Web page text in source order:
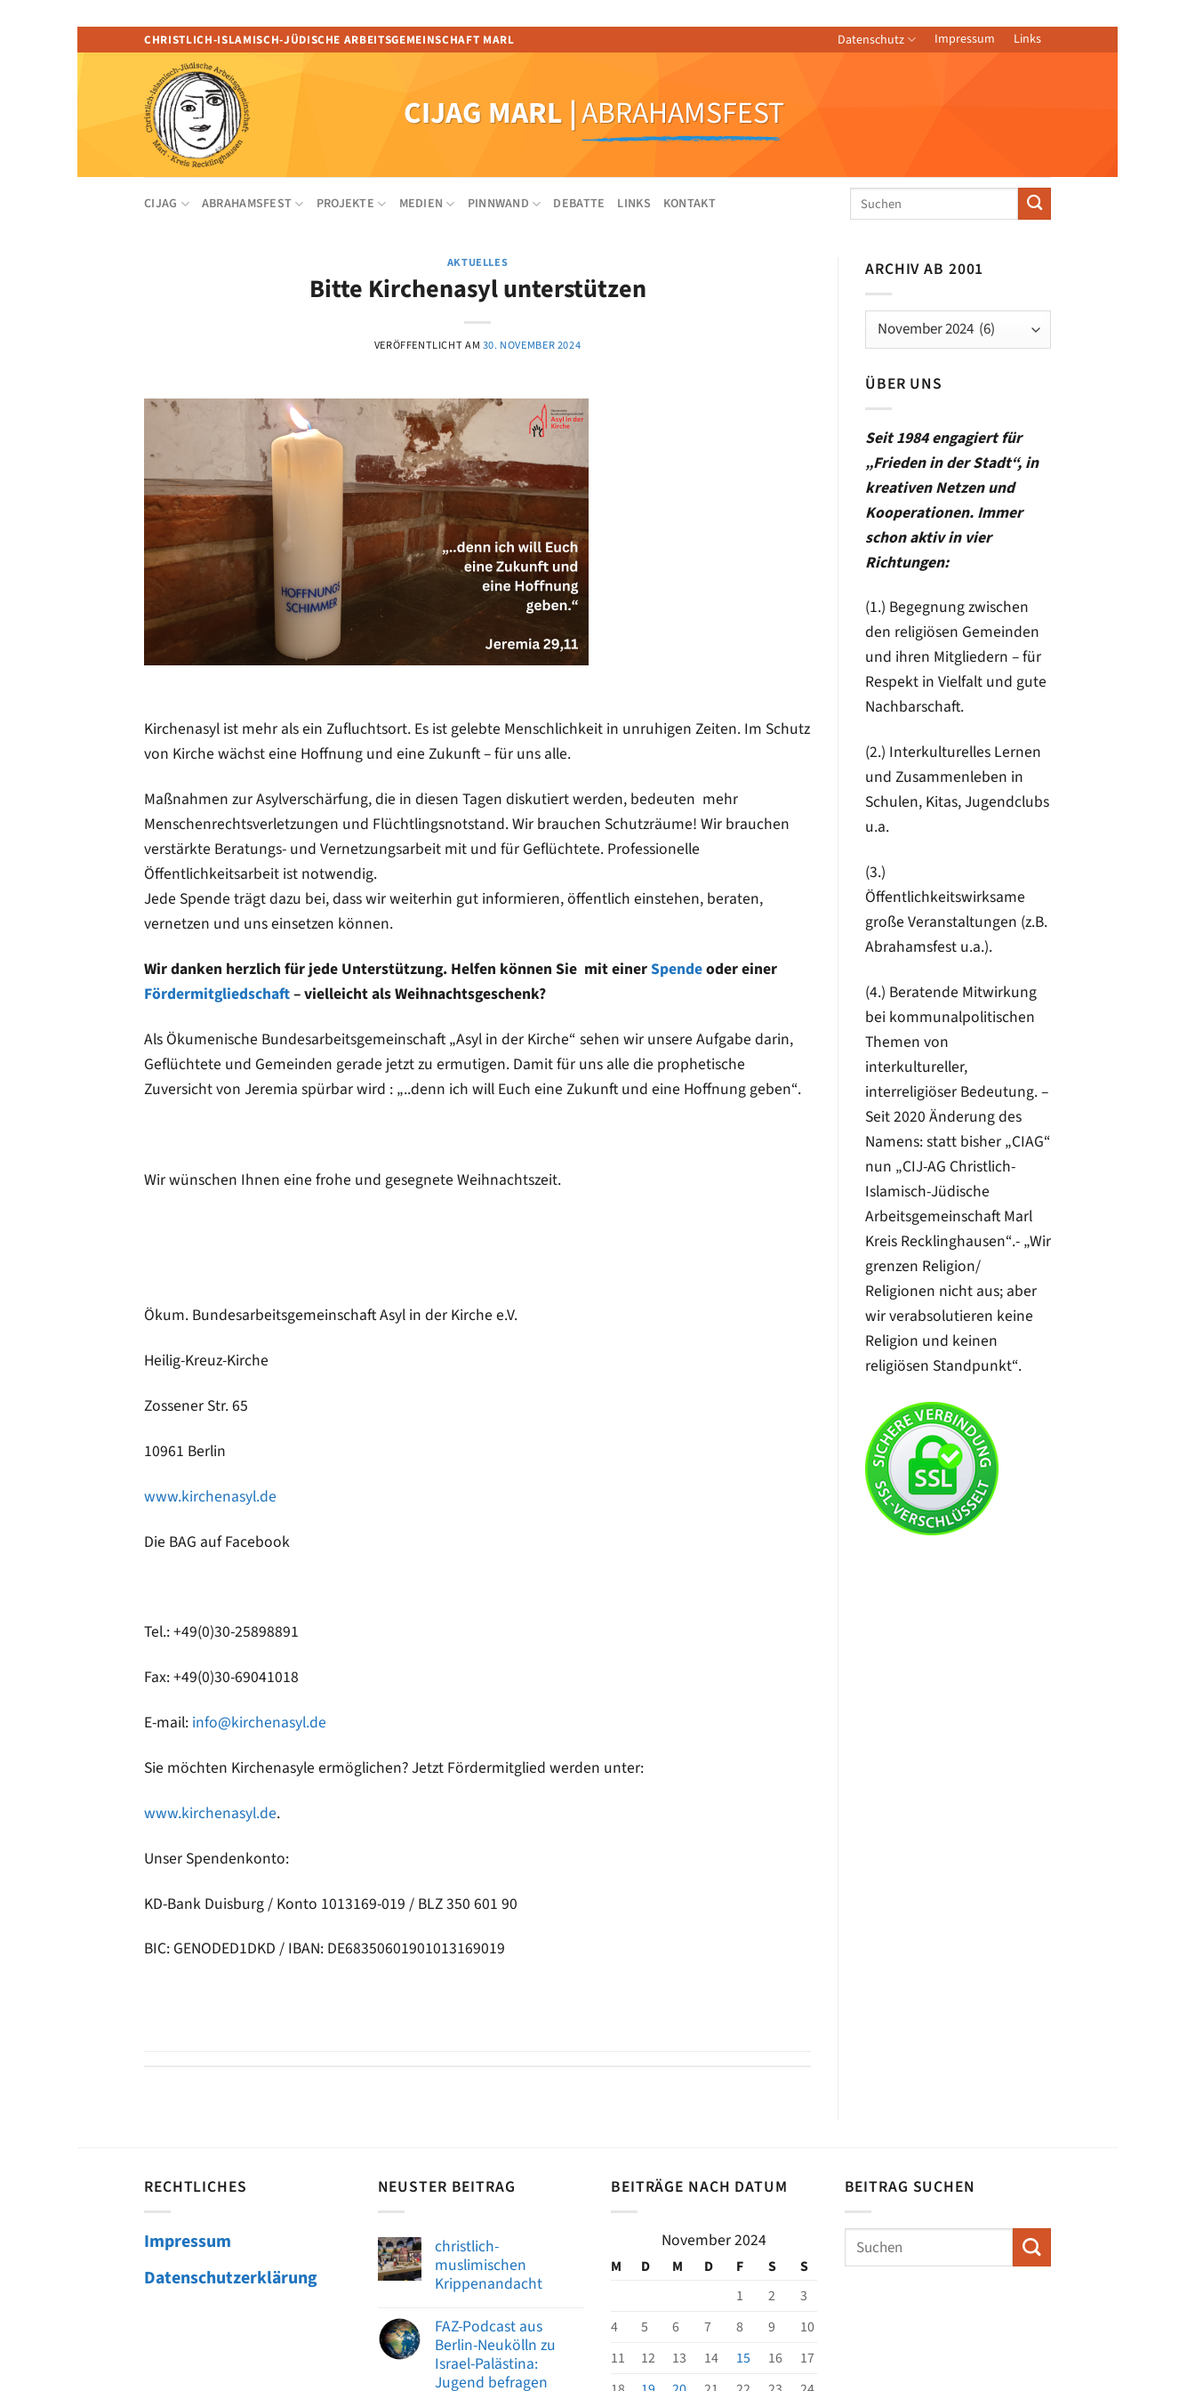
CHRISTLICH-ISLAMISCH-JÜDISCHE ARBEITSGEMEINSCHAFT MARL Datenschutz Impressum Links
CIJAG MARL|ABRAHAMSFEST
CIJAG ABRAHAMSFEST PROJEKTE MEDIEN PINNWAND DEBATTE LINKS KONTAKT
AKTUELLES
Bitte Kirchenasyl unterstützen
VERÖFFENTLICHT AM 30. NOVEMBER 2024
Kirchenasyl ist mehr als ein Zufluchtsort. Es ist gelebte Menschlichkeit in unruhigen Zeiten. Im Schutz
von Kirche wächst eine Hoffnung und eine Zukunft – für uns alle.
Maßnahmen zur Asylverschärfung, die in diesen Tagen diskutiert werden, bedeuten mehr
Menschenrechtsverletzungen und Flüchtlingsnotstand. Wir brauchen Schutzräume! Wir brauchen
verstärkte Beratungs- und Vernetzungsarbeit mit und für Geflüchtete. Professionelle
Öffentlichkeitsarbeit ist notwendig.
Jede Spende trägt dazu bei, dass wir weiterhin gut informieren, öffentlich einstehen, beraten,
vernetzen und uns einsetzen können.
Wir danken herzlich für jede Unterstützung. Helfen können Sie mit einerSpendeoder einer
Fördermitgliedschaft– vielleicht als Weihnachtsgeschenk?
Als Ökumenische Bundesarbeitsgemeinschaft „Asyl in der Kirche“ sehen wir unsere Aufgabe darin,
Geflüchtete und Gemeinden gerade jetzt zu ermutigen. Damit für uns alle die prophetische
Zuversicht von Jeremia spürbar wird : „..denn ich will Euch eine Zukunft und eine Hoffnung geben“.
Wir wünschen Ihnen eine frohe und gesegnete Weihnachtszeit.
Ökum. Bundesarbeitsgemeinschaft Asyl in der Kirche e.V.
Heilig-Kreuz-Kirche
Zossener Str. 65
10961 Berlin
www.kirchenasyl.de
Die BAG auf Facebook
Tel.: +49(0)30-25898891
Fax: +49(0)30-69041018
E-mail: info@kirchenasyl.de
Sie möchten Kirchenasyle ermöglichen? Jetzt Fördermitglied werden unter:
www.kirchenasyl.de.
Unser Spendenkonto:
KD-Bank Duisburg / Konto 1013169-019 / BLZ 350 601 90
BIC: GENODED1DKD / IBAN: DE68350601901013169019
ARCHIV AB 2001
Archiv
ÜBER UNS
Seit 1984 engagiert für
„Frieden in der Stadt“, in
kreativen Netzen und
Kooperationen. Immer
schon aktiv in vier
Richtungen:
(1.) Begegnung zwischen
den religiösen Gemeinden
und ihren Mitgliedern – für
Respekt in Vielfalt und gute
Nachbarschaft.
(2.) Interkulturelles Lernen
und Zusammenleben in
Schulen, Kitas, Jugendclubs
u.a.
(3.)
Öffentlichkeitswirksame
große Veranstaltungen (z.B.
Abrahamsfest u.a.).
(4.) Beratende Mitwirkung
bei kommunalpolitischen
Themen von
interkultureller,
interreligiöser Bedeutung. –
Seit 2020 Änderung des
Namens: statt bisher „CIAG“
nun „CIJ-AG Christlich-
Islamisch-Jüdische
Arbeitsgemeinschaft Marl
Kreis Recklinghausen“.- „Wir
grenzen Religion/
Religionen nicht aus; aber
wir verabsolutieren keine
Religion und keinen
religiösen Standpunkt“.
RECHTLICHES
Impressum
Datenschutzerklärung
NEUSTER BEITRAG
christlich-
muslimischen
Krippenandacht
FAZ-Podcast aus
Berlin-Neukölln zu
Israel-Palästina:
Jugend befragen
BEITRÄGE NACH DATUM
November 2024
M D M D F S
S
1
2
3
4
5 6 7 8 9
10
11
12 13 14 15 16
17
BEITRAG SUCHEN